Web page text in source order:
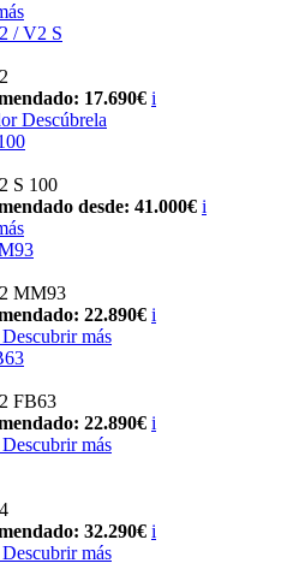
/ V2 S
17.690€ i
Descúbrela
S 100
desde: 41.000€ i
MM93
22.890€ i
Descubrir más
FB63
22.890€ i
Descubrir más
32.290€ i
Descubrir más